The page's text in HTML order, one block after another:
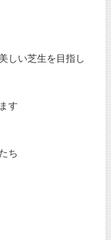
しい芝生を目指し
す
ち